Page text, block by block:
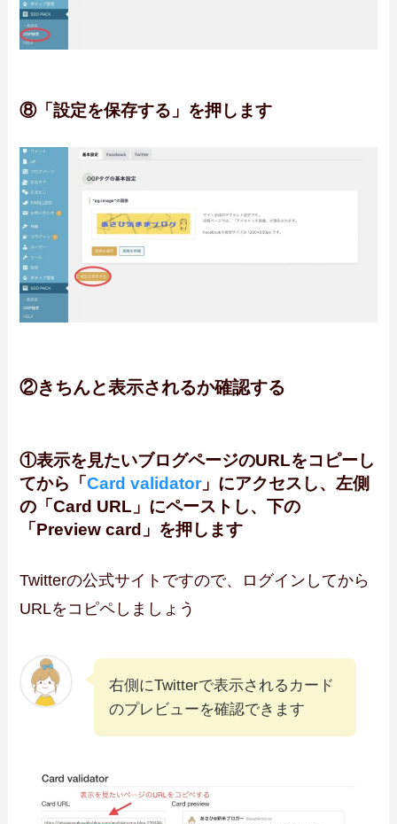
⑧「設定を保存する」を押します
②きちんと表示されるか確認する
①表示を見たいブログページのURLをコピーし
てから「Card validator」にアクセスし、左側
の「Card URL」にペーストし、下の
「Preview card」を押します
Twitterの公式サイトですので、ログインしてから
URLをコピペしましょう
右側にTwitterで表示されるカード
のプレビューを確認できます